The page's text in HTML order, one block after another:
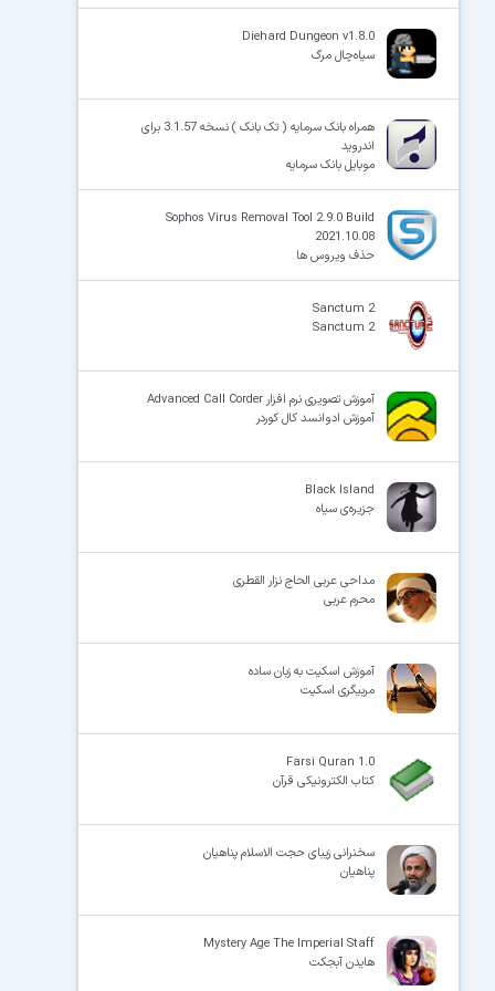
Diehard Dungeon v1.8.0
سیاه‌چال مرگ
همراه بانک سرمایه ( تک بانک ) نسخه 3.1.57 برای
اندروید
موبایل بانک سرمایه
Sophos Virus Removal Tool 2.9.0 Build
2021.10.08
حذف ویروس ها
Sanctum 2
Sanctum 2
آموزش تصویری نرم افزار Advanced Call Corder
آموزش ادوانسد کال کوردر
Black Island
جزیره‌ی سیاه
مداحی عربی الحاج نزار القطری
محرم عربی
آموزش اسکیت به زبان ساده
مربیگری اسکیت
Farsi Quran 1.0
کتاب الکترونیکی قرآن
سخنرانی زیبای حجت الاسلام پناهیان
پناهیان
Mystery Age The Imperial Staff
هایدن آبجکت